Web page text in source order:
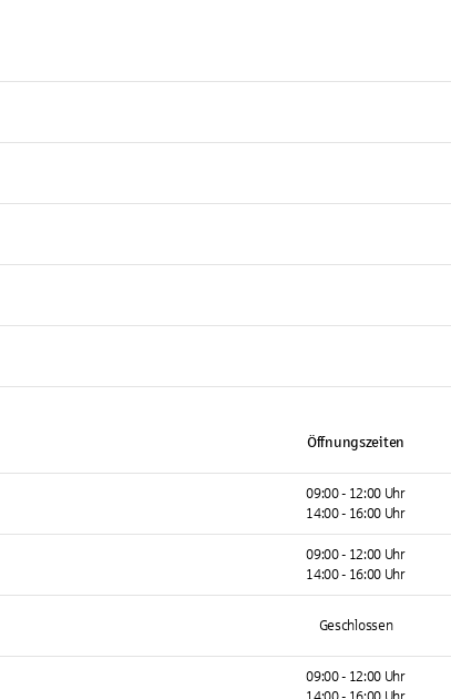
Öffnungszeiten
09:00 - 12:00 Uhr
14:00 - 16:00 Uhr
09:00 - 12:00 Uhr
14:00 - 16:00 Uhr
Geschlossen
09:00 - 12:00 Uhr